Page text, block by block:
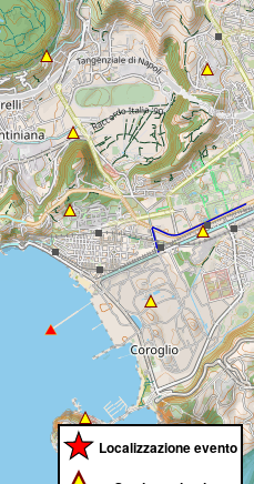
Localizzazione evento